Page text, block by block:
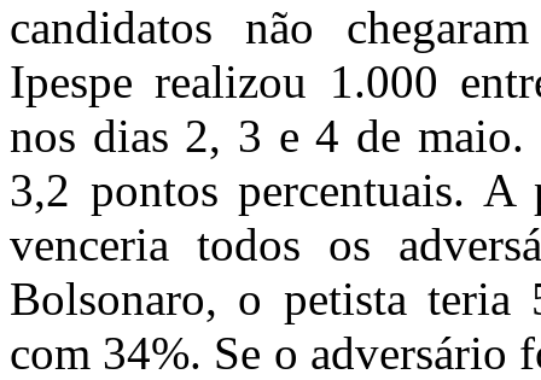
candidatos não
Ipespe realizou 1.000
nos dias 2, 3 e 4 de
3,2 pontos percentuais. A
venceria todos os
Bolsonaro, o petista teria
com 34%. Se o adversário